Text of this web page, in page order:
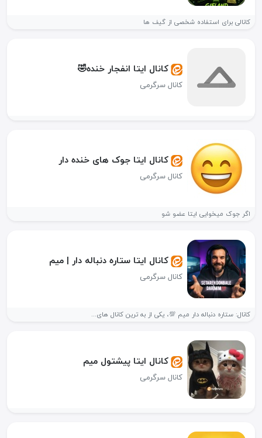
کانالی برای استفاده شخصی از گیف ها
کانال ایتا انفجار خنده🤣
کانال سرگرمی
کانال ایتا جوک های خنده دار
کانال سرگرمی
اگر جوک میخوایی ایتا عضو شو
کانال ایتا ستاره دنباله دار | میم
کانال سرگرمی
کانال: ستاره دنباله دار میم 💯، یکی از به ترین کانال های...
کانال ایتا پیشتول میم
کانال سرگرمی